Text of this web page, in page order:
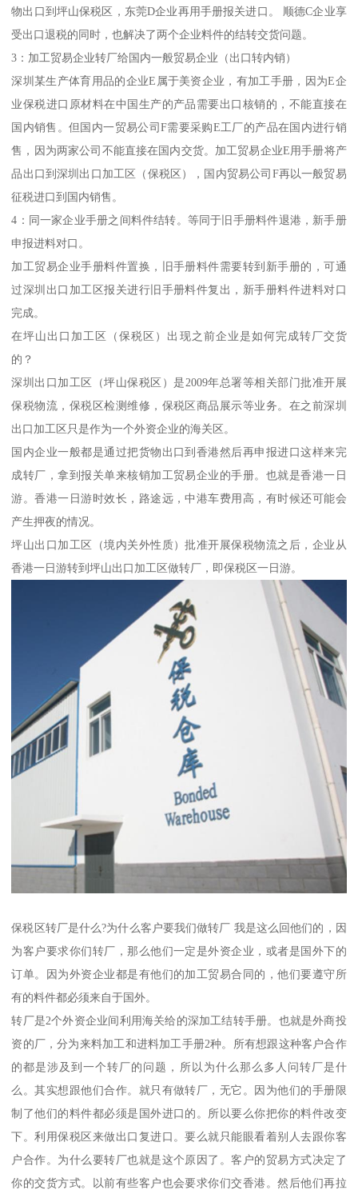
物出口到坪山保税区，东莞D企业再用手册报关进口。 顺德C企业享
受出口退税的同时，也解决了两个企业料件的结转交货问题。
3：加工贸易企业转厂给国内一般贸易企业（出口转内销）
深圳某生产体育用品的企业E属于美资企业，有加工手册，因为E企
业保税进口原材料在中国生产的产品需要出口核销的，不能直接在
国内销售。但国内一贸易公司F需要采购E工厂的产品在国内进行销
售，因为两家公司不能直接在国内交货。加工贸易企业E用手册将产
品出口到深圳出口加工区（保税区），国内贸易公司F再以一般贸易
征税进口到国内销售。
4：同一家企业手册之间料件结转。等同于旧手册料件退港，新手册
申报进料对口。
加工贸易企业手册料件置换，旧手册料件需要转到新手册的，可通
过深圳出口加工区报关进行旧手册料件复出，新手册料件进料对口
完成。
在坪山出口加工区（保税区）出现之前企业是如何完成转厂交货
的？
深圳出口加工区（坪山保税区）是2009年总署等相关部门批准开展
保税物流，保税区检测维修，保税区商品展示等业务。在之前深圳
出口加工区只是作为一个外资企业的海关区。
国内企业一般都是通过把货物出口到香港然后再申报进口这样来完
成转厂，拿到报关单来核销加工贸易企业的手册。也就是香港一日
游。香港一日游时效长，路途远，中港车费用高，有时候还可能会
产生押夜的情况。
坪山出口加工区（境内关外性质）批准开展保税物流之后，企业从
香港一日游转到坪山出口加工区做转厂，即保税区一日游。
保税区转厂是什么?为什么客户要我们做转厂 我是这么回他们的，因
为客户要求你们转厂，那么他们一定是外资企业，或者是国外下的
订单。因为外资企业都是有他们的加工贸易合同的，他们要遵守所
有的料件都必须来自于国外。
转厂是2个外资企业间利用海关给的深加工结转手册。也就是外商投
资的厂，分为来料加工和进料加工手册2种。所有想跟这种客户合作
的都是涉及到一个转厂的问题，所以为什么那么多人问转厂是什
么。其实想跟他们合作。就只有做转厂，无它。因为他们的手册限
制了他们的料件都必须是国外进口的。所以要么你把你的料件改变
下。利用保税区来做出口复进口。要么就只能眼看着别人去跟你客
户合作。为什么要转厂也就是这个原因了。客户的贸易方式决定了
你的交货方式。以前有些客户也会要求你们交香港。然后他们再拉